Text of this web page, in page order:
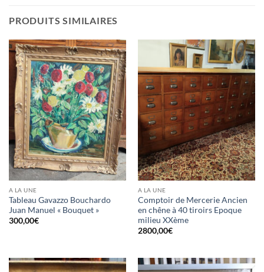
PRODUITS SIMILAIRES
A LA UNE
Tableau Gavazzo Bouchardo
Juan Manuel « Bouquet »
300,00€
A LA UNE
Comptoir de Mercerie Ancien
en chêne à 40 tiroirs Epoque
milieu XXème
2800,00€